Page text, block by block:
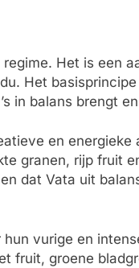
Het is een
Het
in balans brengt
en
granen, rijp fruit
dat Vata uit
vurige en
fruit, groene